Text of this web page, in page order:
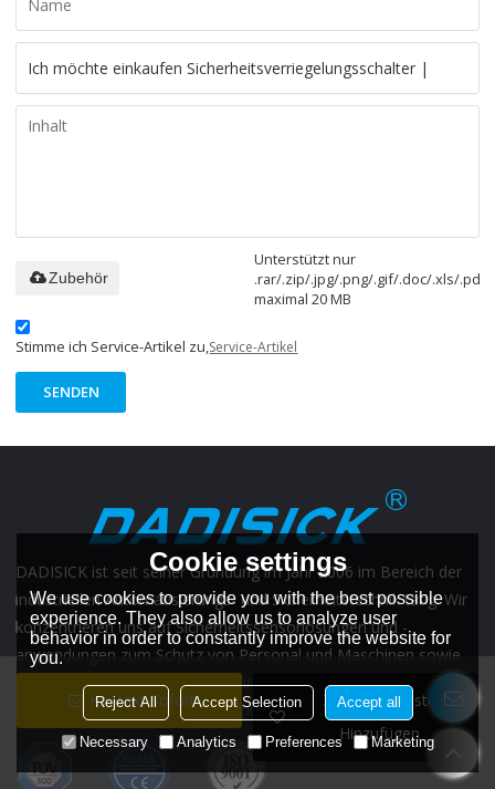
Kontakt Sofort
Zur Wunschliste
Hinzufügen
Unterstützt nur
.rar/.zip/.jpg/.png/.gif/.doc/.xls/.pdf,
maximal 20 MB
Zubehör
Stimme ich Service-Artikel zu,Service-Artikel
SENDEN
DADISICK ist seit seiner Gründung im Jahr 2006 im Bereich der
industriellen Automatisierungs- und Sicherheitstechnik tätig. Wir
konzentrieren uns auf Sicherheitssensorlösungen und -
anwendungen zum Schutz von Personal und Maschinen sowie
zur Vermeidung von Unfällen. Wir bieten Unternehmen und
Mitarbeitern Unterstützung, Mehrwert und Sicherheit. MEHR
Cookie settings
We use cookies to provide you with the best possible
experience. They also allow us to analyze user
behavior in order to constantly improve the website for
you.
Reject All Accept Selection Accept all
Necessary Analytics Preferences Marketing